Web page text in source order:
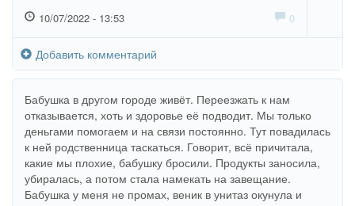
10/07/2022 - 13:53 0
Добавить комментарий
Бабушка в другом городе живёт. Переезжать к нам
отказывается, хоть и здоровье её подводит. Мы только
деньгами помогаем и на связи постоянно. Тут повадилась
к ней родственница таскаться. Говорит, всё причитала,
какие мы плохие, бабушку бросили. Продукты заносила,
убиралась, а потом стала намекать на завещание.
Бабушка у меня не промах, веник в унитаз окунула и